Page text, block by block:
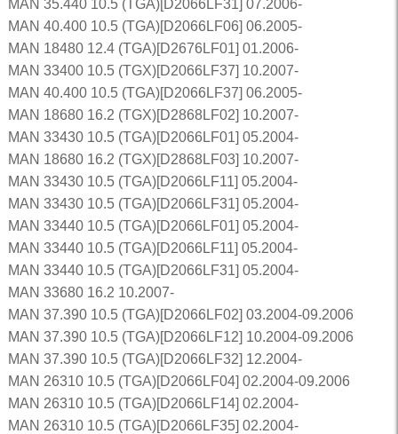
MAN 35.440 10.5 (TGA)[D2066LF31] 07.2006-
MAN 40.400 10.5 (TGA)[D2066LF06] 06.2005-
MAN 18480 12.4 (TGA)[D2676LF01] 01.2006-
MAN 33400 10.5 (TGX)[D2066LF37] 10.2007-
MAN 40.400 10.5 (TGA)[D2066LF37] 06.2005-
MAN 18680 16.2 (TGX)[D2868LF02] 10.2007-
MAN 33430 10.5 (TGA)[D2066LF01] 05.2004-
MAN 18680 16.2 (TGX)[D2868LF03] 10.2007-
MAN 33430 10.5 (TGA)[D2066LF11] 05.2004-
MAN 33430 10.5 (TGA)[D2066LF31] 05.2004-
MAN 33440 10.5 (TGA)[D2066LF01] 05.2004-
MAN 33440 10.5 (TGA)[D2066LF11] 05.2004-
MAN 33440 10.5 (TGA)[D2066LF31] 05.2004-
MAN 33680 16.2 10.2007-
MAN 37.390 10.5 (TGA)[D2066LF02] 03.2004-09.2006
MAN 37.390 10.5 (TGA)[D2066LF12] 10.2004-09.2006
MAN 37.390 10.5 (TGA)[D2066LF32] 12.2004-
MAN 26310 10.5 (TGA)[D2066LF04] 02.2004-09.2006
MAN 26310 10.5 (TGA)[D2066LF14] 02.2004-
MAN 26310 10.5 (TGA)[D2066LF35] 02.2004-